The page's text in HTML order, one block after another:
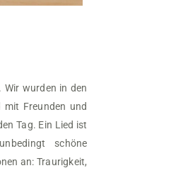
wurden in den
Freunden und
Tag. Ein Lied ist
schöne
an: Traurigkeit,